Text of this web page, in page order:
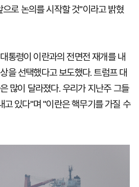
로 논의를 시작할 것"이라고 밝혔
통령이 이란과의 전면전 재개를 내
을 선택했다고 보도했다. 트럼프 대
많이 달라졌다. 우리가 지난주 그들
고 있다"며 "이란은 핵무기를 가질 수